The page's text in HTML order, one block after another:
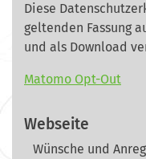
Diese
geltenden Fassung
und als Download
Matomo Opt-Out
Webseite
Wünsche und